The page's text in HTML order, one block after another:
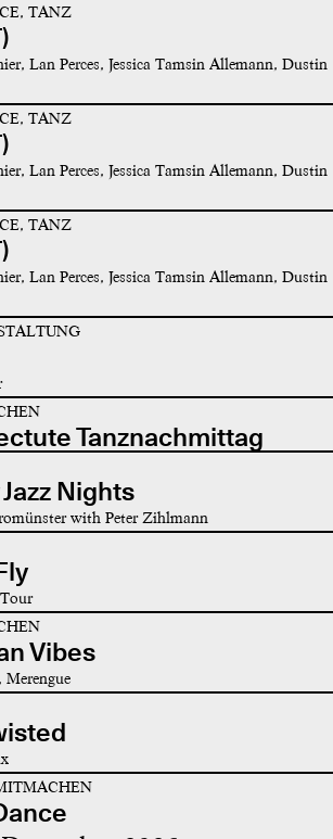
TANZ
Lan Perces, Jessica Tamsin Allemann, Dustin
TANZ
Lan Perces, Jessica Tamsin Allemann, Dustin
TANZ
Lan Perces, Jessica Tamsin Allemann, Dustin
Tanznachmittag
Nights
with Peter Zihlmann
Vibes
Merengue